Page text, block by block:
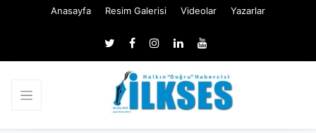
Anasayfa Resim Galerisi Videolar Yazarlar